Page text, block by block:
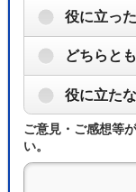
役に立った
どちらと
役に立た
ご意見・ご感想等
い。